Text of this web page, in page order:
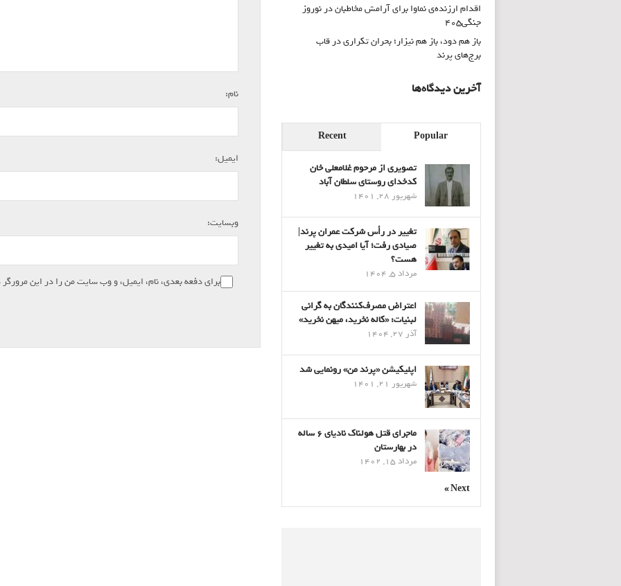
نام:
ایمیل:
وبسایت:
برای دفعه بعدی، نام، ایمیل، و وب سایت من را در این
اقدام ارزنده‌ی نماوا برای آرامش مخاطبان در نوروز
جنگی۴۰۵
باز هم دود، باز هم نیزار؛ بحران تکراری در قاب
برج‌های پرند
آخرین دیدگاه‌ها
Popular
Recent
تصویری از مرحوم غلامعلی خان
کدخدای روستای سلطان آباد
شهریور 28, 1401
تغییر در رأس شرکت عمران پرند|
صیادی رفت؛ آیا امیدی به تغییر
هست؟
مرداد 5, 1404
اعتراض مصرف‌کنندگان به گرانی
لبنیات: «کاله نخرید، میهن نخرید»
آذر 27, 1404
اپلیکیشن «پرند من» رونمایی شد
شهریور 21, 1401
ماجرای قتل هولناک نادیای ۶ ساله
در بهارستان
مرداد 15, 1402
Next »